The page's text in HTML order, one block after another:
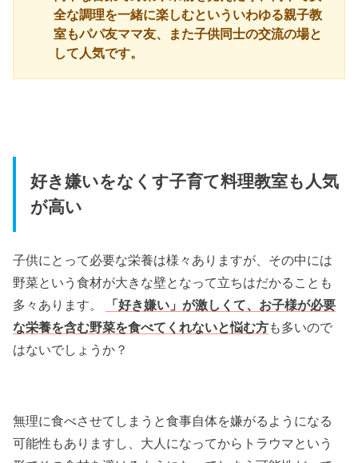
全な調理を一緒に楽しむといういわゆる親子教
室もパパ友ママ友、また子供同士の交流の場と
して人気です。
好き嫌いをなくす子育て料理教室も人気
が高い
子供にとって必要な栄養は様々ありますが、その中には
野菜という食材が大きな壁となって立ちはだかることも
多々あります。
「好き嫌い」が激しくて、お子様が必要
な栄養を含む野菜を食べてくれないと悩む方も多いので
はないでしょうか？
無理に食べさせてしまうと食事自体を嫌がるようになる
可能性もありますし、大人になってからトラウマという